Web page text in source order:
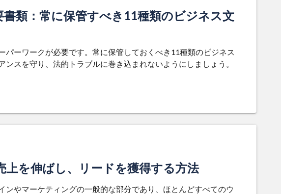
類：常に保管すべき11種類のビジネス文
パーワークが必要です。常に保管しておくべき11種類のビジネス
スを守り、法的トラブルに巻き込まれないようにしましょう。
を伸ばし、リードを獲得する方法
ンやマーケティングの一般的な部分であり、ほとんどすべてのウ